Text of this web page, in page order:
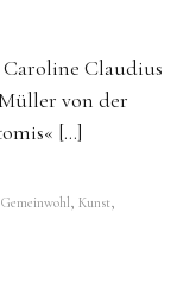
Claudius
von der
[…]
Gemeinwohl , Kunst,